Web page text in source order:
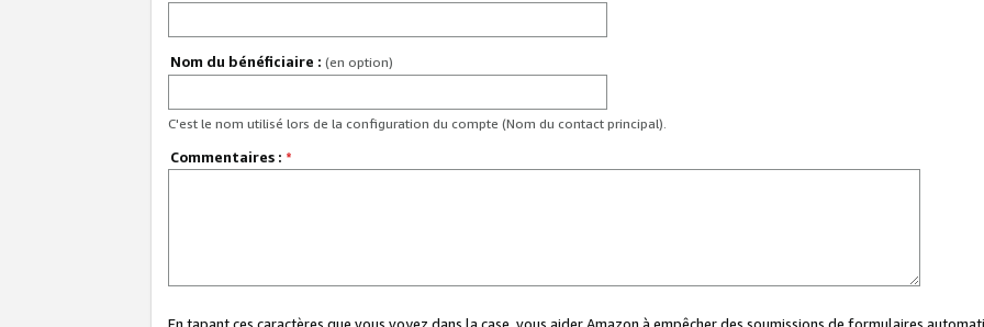
Nom du bénéficiaire : (en option)
C'est le nom utilisé lors de la configuration du compte (Nom du contact principal).
Commentaires : *